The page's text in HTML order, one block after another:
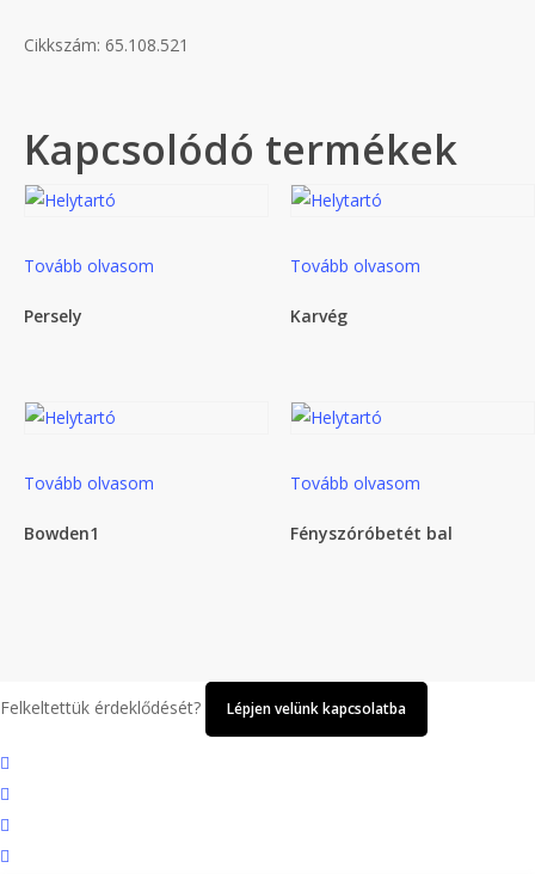
Cikkszám: 65.108.521
Kapcsolódó termékek
Tovább olvasom
Persely
Tovább olvasom
Karvég
Tovább olvasom
Bowden1
Tovább olvasom
Fényszóróbetét bal
Felkeltettük érdeklődését? Lépjen velünk kapcsolatba
twitter
facebook
google-
plus
yelp